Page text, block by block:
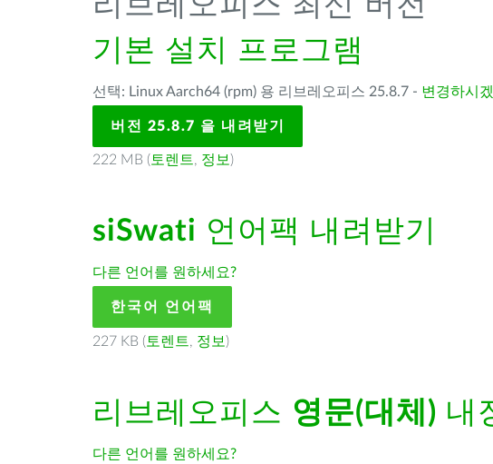
기본 설치 프로그램
선택: Linux Aarch64 (rpm) 용 리브레오피스 25.8.7 - 변경하시
버전 25.8.7 을 내려받기
222 MB ( 토렌트, 정보 )
siSwati 언어팩 내려받기
다른 언어를 원하세요?
한국어 언어팩
227 KB ( 토렌트, 정보 )
리브레오피스 영문(대체) 내
다른 언어를 원하세요?